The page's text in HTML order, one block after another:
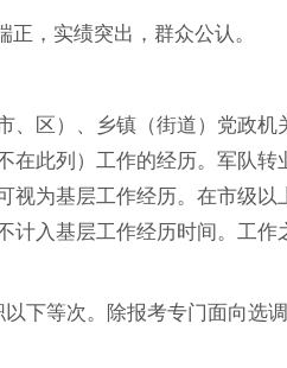
，实绩突出，群众公认。
、区）、乡镇（街道）党政
在此列）工作的经历。军队
视为基层工作经历。在市级
计入基层工作经历时间。工
下等次。除报考专门面向选